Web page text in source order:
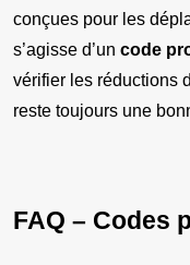
conçues pour les
s’agisse d’un code
vérifier les réductions
reste toujours une
FAQ – Codes